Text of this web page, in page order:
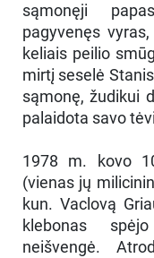
sąmonęji
pagyvenęs
keliais peilio
mirtį seselė
sąmonę, žudikui
palaidota savo
1978 m. kovo
(vienas jų
kun. Vaclovą
klebonas
neišvengė.